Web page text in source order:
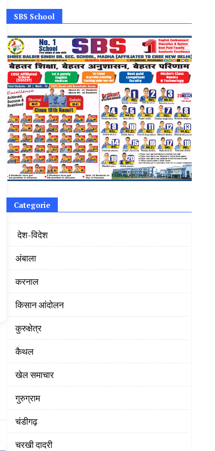
SBS School
Categorie
‌ देश-विदेश
अंबाला
करनाल
किसान आंदोलन
कुरुक्षेत्र
कैथल
खेल समाचार
गुरुग्राम
चंडीगढ़
चरखी दादरी